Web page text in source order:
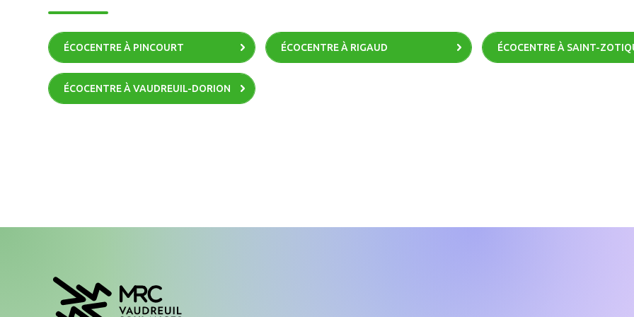
ÉCOCENTRE À PINCOURT ÉCOCENTRE À RIGAUD ÉCOCENTRE À SAINT-
ÉCOCENTRE À VAUDREUIL-DORION